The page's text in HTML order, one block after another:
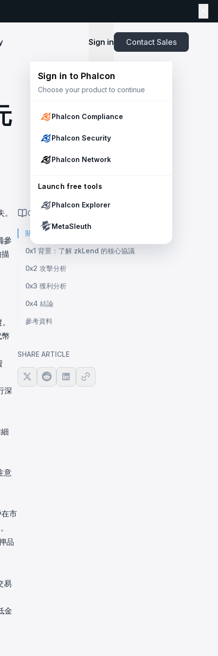
TOOLS
Enhance your blockchain explorer with
capabilities.
Simulation API
transaction.
USDT Freeze Checker
Tether’s blacklist in real time.
to shield your ecosystem and
and Secure Your Platform at
your tokenization contracts,
Playbook New
Whitepaper
Stablecoin Issuer Freeze Risk: A User-Centric
2025 Crypto Crime Report
Handbook
Crypto Payment Compliance Handbook
Newsroom
news and featured stories.
Sign in
Sign in to Phalcon
Choose your product to continue
Phalcon Compliance
Phalcon Security
Phalcon Network
Launch free tools
Phalcon Explorer
MetaSleuth
Contact Sales
參
深
意
市
品
易
金
ON THIS PAGE
關鍵要點 (TL;DR)
0x1 背景：了解 zkLend 的核心協議
0x2 攻擊分析
0x3 獲利分析
0x4 結論
參考資料
SHARE ARTICLE